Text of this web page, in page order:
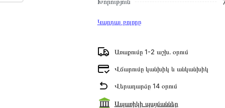
Կարդալ բոլորը
Առաքումը 1-2 աշխ․ օրում
Վճարումը կանխիկ և անկանխիկ
Վերադարձը 14 օրում
Ապառիկի պայմաններ